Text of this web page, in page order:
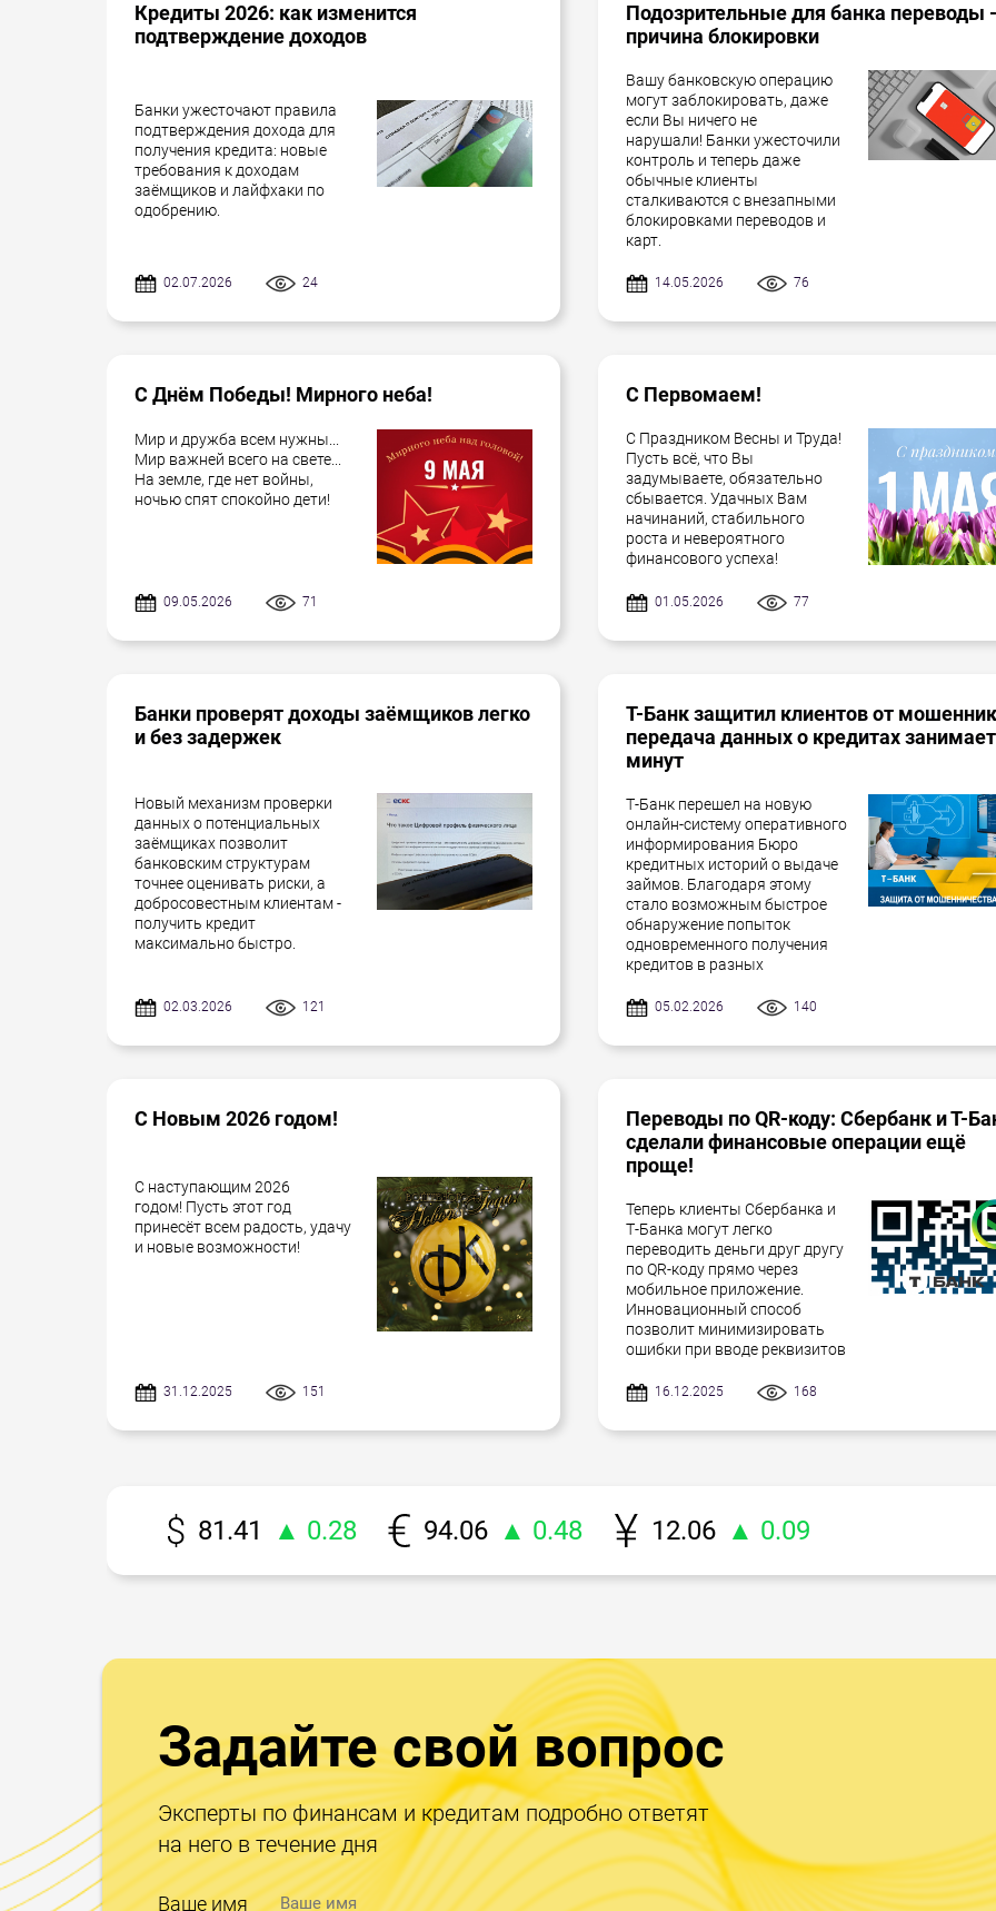
Кредиты 2026: как изменится
подтверждение доходов
Банки ужесточают правила
подтверждения дохода для
получения кредита: новые
требования к доходам
заёмщиков и лайфхаки по
одобрению.
02.07.2026 24
Подозрительные для банка переводы -
причина блокировки
Вашу банковскую операцию
могут заблокировать, даже
если Вы ничего не
нарушали! Банки ужесточили
контроль и теперь даже
обычные клиенты
сталкиваются с внезапными
блокировками переводов и
карт.
14.05.2026 76
С Днём Победы! Мирного неба!
Мир и дружба всем нужны...
Мир важней всего на свете...
На земле, где нет войны,
ночью спят спокойно дети!
09.05.2026 71
С Первомаем!
С Праздником Весны и Труда!
Пусть всё, что Вы
задумываете, обязательно
сбывается. Удачных Вам
начинаний, стабильного
роста и невероятного
финансового успеха!
01.05.2026 77
Банки проверят доходы заёмщиков легко
и без задержек
Новый механизм проверки
данных о потенциальных
заёмщиках позволит
банковским структурам
точнее оценивать риски, а
добросовестным клиентам -
получить кредит
максимально быстро.
02.03.2026 121
Т-Банк защитил клиентов от
передача данных о кредитах
минут
Т-Банк перешел на новую
онлайн-систему оперативного
информирования Бюро
кредитных историй о выдаче
займов. Благодаря этому
стало возможным быстрое
обнаружение попыток
одновременного получения
кредитов в разных
05.02.2026 140
С Новым 2026 годом!
С наступающим 2026
годом! Пусть этот год
принесёт всем радость, удачу
и новые возможности!
31.12.2025 151
Переводы по QR-коду: Сбербанк и Т-
сделали финансовые операции ещё
проще!
Теперь клиенты Сбербанка и
Т-Банка могут легко
переводить деньги друг другу
по QR-коду прямо через
мобильное приложение.
Инновационный способ
позволит минимизировать
ошибки при вводе реквизитов
16.12.2025 168
81.41 ▲ 0.28 94.06 ▲ 0.48 12.06 ▲ 0.09
Задайте свой вопрос
Эксперты по финансам и кредитам подробно ответят
на него в течение дня
Ваше имя